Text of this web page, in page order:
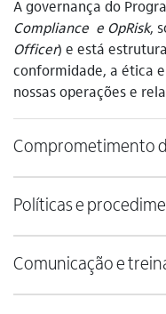
A governança do
Compliance e OpRisk,
Officer) e está
conformidade, a ética
nossas operações e
Comprometimento
Políticas e
Comunicação e